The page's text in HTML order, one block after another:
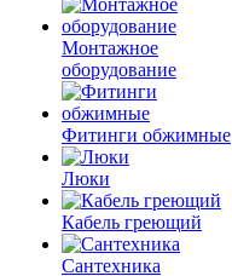
Монтажное
оборудование
Фитинги обжимные
Люки
Кабель греющий
Сантехника